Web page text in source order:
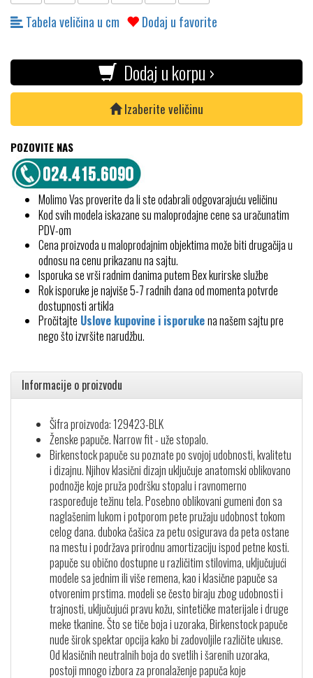
Tabela veličina u cm Dodaj u favorite
Dodaj u korpu ›
Izaberite veličinu
POZOVITE NAS
Molimo Vas proverite da li ste odabrali odgovarajuću veličinu
Kod svih modela iskazane su maloprodajne cene sa uračunatim
PDV-om
Cena proizvoda u maloprodajnim objektima može biti drugačija u
odnosu na cenu prikazanu na sajtu.
Isporuka se vrši radnim danima putem Bex kurirske službe
Rok isporuke je najviše 5-7 radnih dana od momenta potvrde
dostupnosti artikla
Pročitajte Uslove kupovine i isporukena našem sajtu pre
nego što izvršite narudžbu.
Informacije o proizvodu
Šifra proizvoda: 129423-BLK
Ženske papuče. Narrow fit - uže stopalo.
Birkenstock papuče su poznate po svojoj udobnosti, kvalitetu
i dizajnu. Njihov klasični dizajn uključuje anatomski oblikovano
podnožje koje pruža podršku stopalu i ravnomerno
raspoređuje težinu tela. Posebno oblikovani gumeni đon sa
naglašenim lukom i potporom pete pružaju udobnost tokom
celog dana. duboka čašica za petu osigurava da peta ostane
na mestu i podržava prirodnu amortizaciju ispod petne kosti.
papuče su obično dostupne u različitim stilovima, uključujući
modele sa jednim ili više remena, kao i klasične papuče sa
otvorenim prstima. modeli se često biraju zbog udobnosti i
trajnosti, uključujući pravu kožu, sintetičke materijale i druge
meke tkanine. Što se tiče boja i uzoraka, Birkenstock papuče
nude širok spektar opcija kako bi zadovoljile različite ukuse.
Od klasičnih neutralnih boja do svetlih i šarenih uzoraka,
postoji mnogo izbora za pronalaženje papuča koje